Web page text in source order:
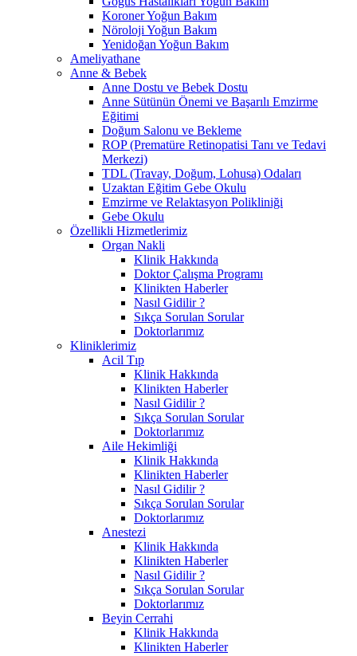
Koroner Yoğun Bakım
Nöroloji Yoğun Bakım
Yenidoğan Yoğun Bakım
Ameliyathane
Anne & Bebek
Anne Dostu ve Bebek Dostu
Anne Sütünün Önemi ve Başarılı Emzirme
Eğitimi
Doğum Salonu ve Bekleme
ROP (Prematüre Retinopatisi Tanı ve Tedavi
Merkezi)
TDL (Travay, Doğum, Lohusa) Odaları
Uzaktan Eğitim Gebe Okulu
Emzirme ve Relaktasyon Polikliniği
Gebe Okulu
Özellikli Hizmetlerimiz
Organ Nakli
Klinik Hakkında
Doktor Çalışma Programı
Klinikten Haberler
Nasıl Gidilir ?
Sıkça Sorulan Sorular
Doktorlarımız
Kliniklerimiz
Acil Tıp
Klinik Hakkında
Klinikten Haberler
Nasıl Gidilir ?
Sıkça Sorulan Sorular
Doktorlarımız
Aile Hekimliği
Klinik Hakkında
Klinikten Haberler
Nasıl Gidilir ?
Sıkça Sorulan Sorular
Doktorlarımız
Anestezi
Klinik Hakkında
Klinikten Haberler
Nasıl Gidilir ?
Sıkça Sorulan Sorular
Doktorlarımız
Beyin Cerrahi
Klinik Hakkında
Klinikten Haberler